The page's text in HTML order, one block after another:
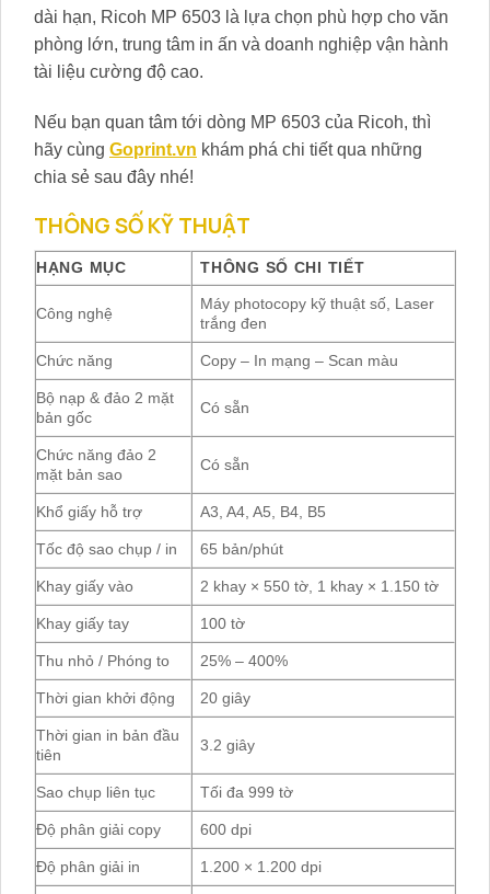
dài hạn, Ricoh MP 6503 là lựa chọn phù hợp cho văn
phòng lớn, trung tâm in ấn và doanh nghiệp vận hành
tài liệu cường độ cao.
Nếu bạn quan tâm tới dòng MP 6503 của Ricoh, thì
hãy cùng Goprint.vn khám phá chi tiết qua những
chia sẻ sau đây nhé!
THÔNG SỐ KỸ THUẬT
HẠNG MỤC THÔNG SỐ CHI TIẾT
Công nghệ
Máy photocopy kỹ thuật số, Laser
trắng đen
Chức năng Copy – In mạng – Scan màu
Bộ nạp & đảo 2 mặt
bản gốc
Có sẵn
Chức năng đảo 2
mặt bản sao
Có sẵn
Khổ giấy hỗ trợ A3, A4, A5, B4, B5
Tốc độ sao chụp / in 65 bản/phút
Khay giấy vào 2 khay × 550 tờ, 1 khay × 1.150 tờ
Khay giấy tay 100 tờ
Thu nhỏ / Phóng to 25% – 400%
Thời gian khởi động 20 giây
Thời gian in bản đầu
tiên
3.2 giây
Sao chụp liên tục Tối đa 999 tờ
Độ phân giải copy 600 dpi
Độ phân giải in 1.200 × 1.200 dpi